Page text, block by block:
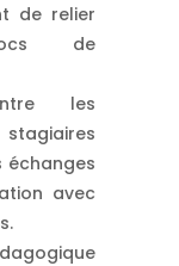
de relier
de
les
avec